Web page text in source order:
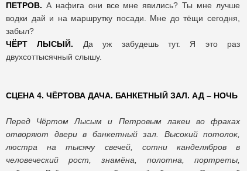
ПЕТРОВ. А нафига они все мне явились? Ты мне лучше
водки дай и на маршрутку посади. Мне до тёщи сегодня,
забыл?
ЧЁРТ ЛЫСЫЙ. Да уж забудешь тут. Я это раз
двухсоттысячный слышу.
СЦЕНА 4. ЧЁРТОВА ДАЧА. БАНКЕТНЫЙ ЗАЛ. АД – НОЧЬ
Перед Чёртом Лысым и Петровым лакеи во фраках
отворяют двери в банкетный зал. Высокий потолок,
люстра на тысячу свечей, сотни канделябров в
человеческий рост, знамёна, полотна, портреты,